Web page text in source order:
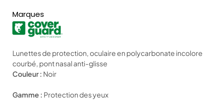
Marques
Lunettes de protection, oculaire en polycarbonate incolore
courbé, pont nasal anti-glisse
Couleur : Noir
Gamme : Protection des yeux